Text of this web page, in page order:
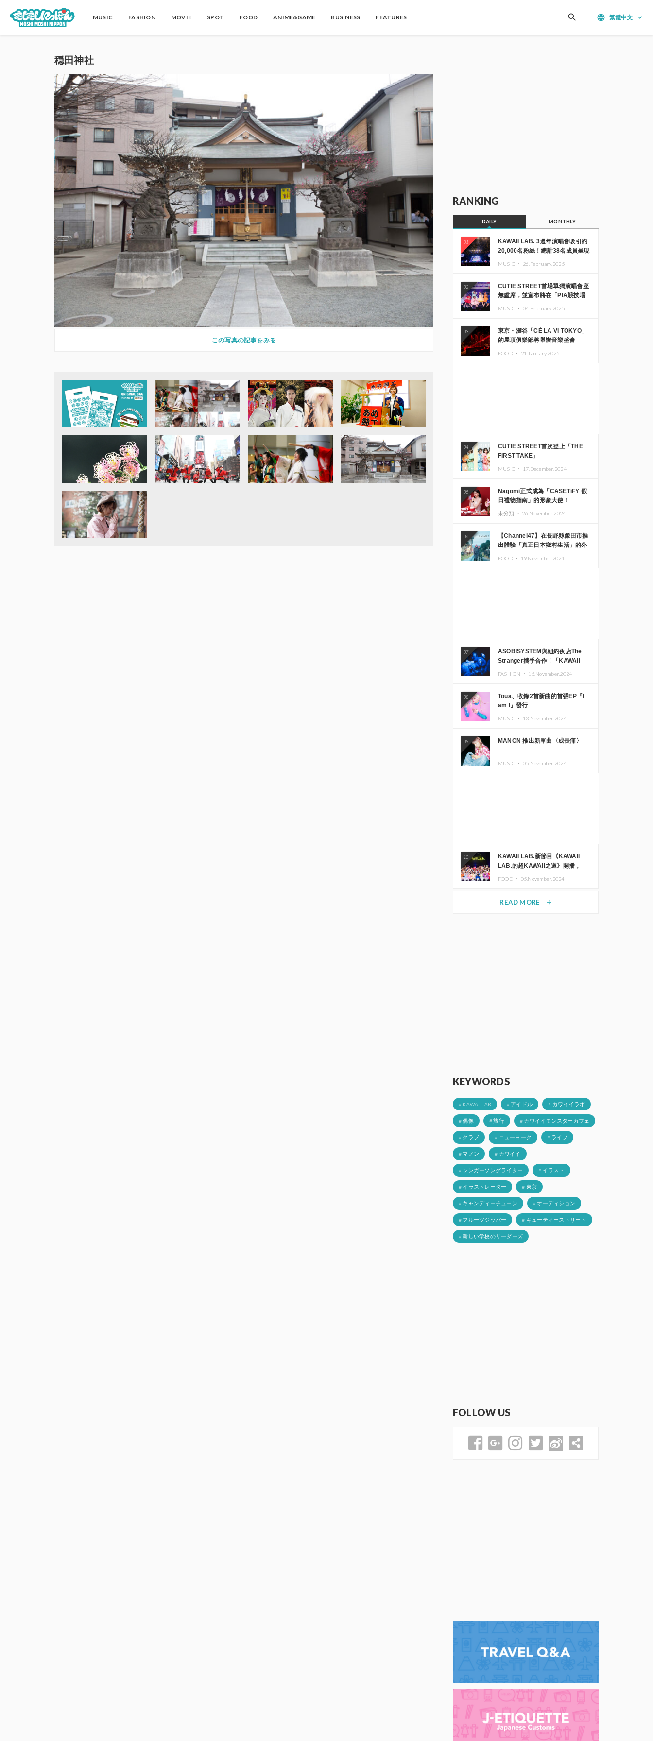
MUSIC FASHION MOVIE SPOT FOOD ANIME&GAME BUSINESS FEATURES language 繁體中文 keyboard_arrow_down
search
穏田神社
この写真の記事をみる
RANKING
DAILY MONTHLY
01
KAWAII LAB. 3週年演唱會吸引約
20,000名粉絲！總計38名成員呈現
MUSIC ・ 26.February.2025
02
CUTIE STREET首場單獨演唱會座
無虛席，並宣布將在「PIA競技場
MUSIC ・ 04.February.2025
03
東京・澀谷「CÉ LA VI TOKYO」
的屋頂俱樂部將舉辦音樂盛會
FOOD ・ 21.January.2025
04
CUTIE STREET首次登上「THE
FIRST TAKE」
MUSIC ・ 17.December.2024
05
Nagomi正式成為「CASETiFY 假
日禮物指南」的形象大使！
未分類 ・ 26.November.2024
06
【Channel47】在長野縣飯田市推
出體驗「真正日本鄉村生活」的外
FOOD ・ 19.November.2024
07
ASOBISYSTEM與紐約夜店The
Stranger攜手合作！「KAWAII
FASHION ・ 15.November.2024
08
Toua、收錄2首新曲的首張EP『I
am I』發行
MUSIC ・ 13.November.2024
09 MANON 推出新單曲〈成長痛〉
MUSIC ・ 05.November.2024
10
KAWAII LAB.新節目《KAWAII
LAB.的超KAWAII之道》開播，
FOOD ・ 05.November.2024
READ MORE arrow_forward
KEYWORDS
# KAWAIILAB # アイドル # カワイイラボ
# 偶像 # 旅行 # カワイイモンスターカフェ
# クラブ # ニューヨーク # ライブ
# マノン # カワイイ
# シンガーソングライター # イラスト
# イラストレーター # 東京
# キャンディーチューン # オーディション
# フルーツジッパー # キューティーストリート
# 新しい学校のリーダーズ
FOLLOW US